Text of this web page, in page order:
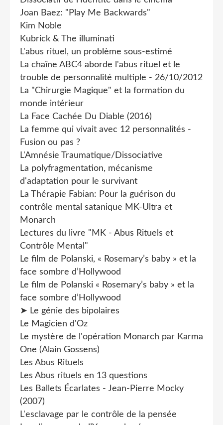
Joan Baez: "Play Me Backwards"
Kim Noble
Kubrick & The illuminati
L'abus rituel, un problème sous-estimé
La chaîne ABC4 aborde l'abus rituel et le
trouble de personnalité multiple - 26/10/2012
La "Chirurgie Magique" et la formation du
monde intérieur
La Face Cachée Du Diable (2016)
La femme qui vivait avec 12 personnalités -
Fusion ou pas ?
L'Amnésie Traumatique/Dissociative
La polyfragmentation, mécanisme
d'adaptation pour le survivant
La Thérapie Fabian: Pour la guérison du
contrôle mental satanique MK-Ultra et
Monarch
Lectures du livre "MK - Abus Rituels et
Contrôle Mental"
Le film de Polanski, « Rosemary’s baby » et la
face sombre d’Hollywood
Le film de Polanski « Rosemary’s baby » et la
face sombre d’Hollywood
➤ Le génie des bipolaires
Le Magicien d'Oz
Le mystère de l'opération Monarch par Karma
One (Alain Gossens)
Les Abus Rituels
Les Abus rituels en 13 questions
Les Ballets Écarlates - Jean-Pierre Mocky
(2007)
L'esclavage par le contrôle de la pensée